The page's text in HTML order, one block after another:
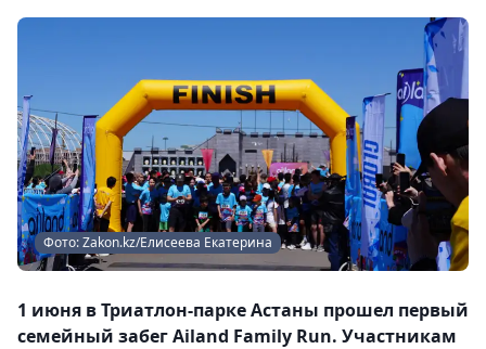
Фото: Zakon.kz/Елисеева Екатерина
1 июня в Триатлон-парке Астаны прошел первый
семейный забег Ailand Family Run. Участникам